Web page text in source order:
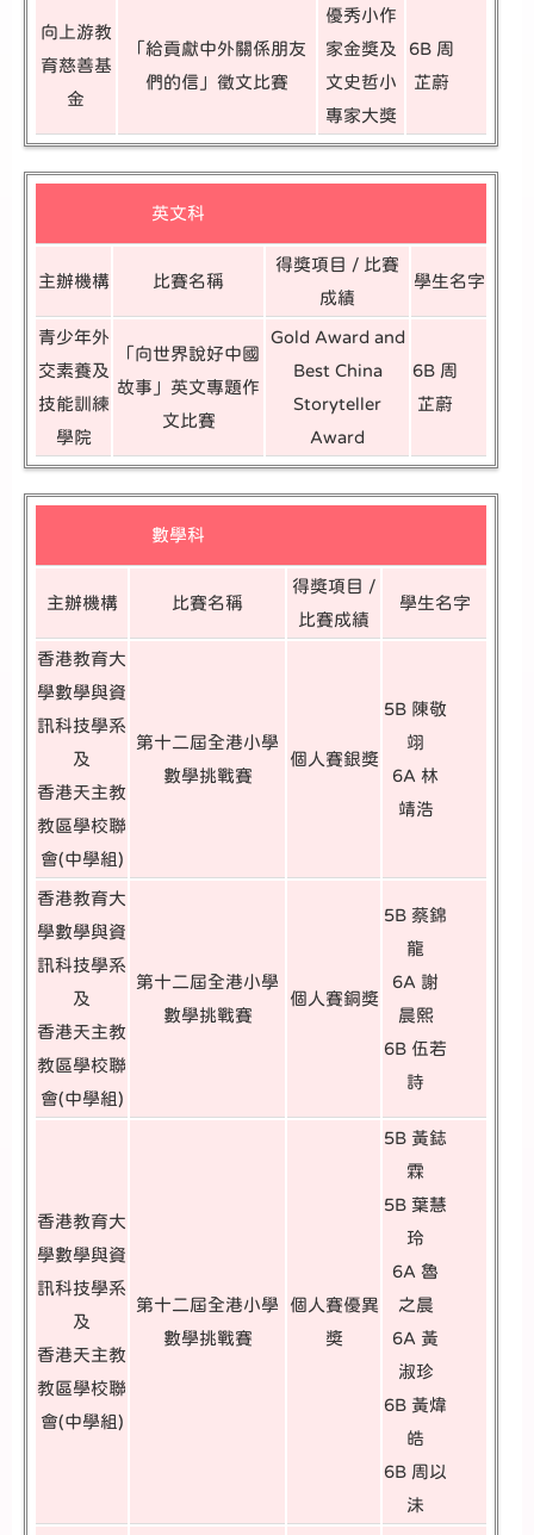
向上游教
育慈善基
金
「給貢獻中外關係朋友
們的信」徵文比賽
優秀小作
家金獎及
文史哲小
專家大獎
6B 周
芷蔚
英文科
主辦機構 比賽名稱
得獎項目 / 比賽
成績
學生名字
青少年外
交素養及
技能訓練
學院
「向世界說好中國
故事」英文專題作
文比賽
Gold Award and
Best China
Storyteller
Award
6B 周
芷蔚
數學科
主辦機構 比賽名稱
得獎項目 /
比賽成績
學生名字
香港教育大
學數學與資
訊科技學系
及
香港天主教
教區學校聯
會(中學組)
第十二屆全港小學
數學挑戰賽
個人賽銀奬
5B 陳敬
翊
6A 林
靖浩
香港教育大
學數學與資
訊科技學系
及
香港天主教
教區學校聯
會(中學組)
第十二屆全港小學
數學挑戰賽
個人賽銅奬
5B 蔡錦
龍
6A 謝
晨熙
6B 伍若
詩
香港教育大
學數學與資
訊科技學系
及
香港天主教
教區學校聯
會(中學組)
第十二屆全港小學
數學挑戰賽
個人賽優異
奬
5B 黃鋕
霖
5B 葉慧
玲
6A 魯
之晨
6A 黃
淑珍
6B 黃煒
皓
6B 周以
沬